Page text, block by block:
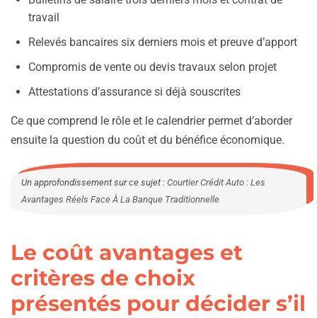
travail
Relevés bancaires six derniers mois et preuve d’apport
Compromis de vente ou devis travaux selon projet
Attestations d’assurance si déjà souscrites
Ce que comprend le rôle et le calendrier permet d’aborder
ensuite la question du coût et du bénéfice économique.
Un approfondissement sur ce sujet : Courtier Crédit Auto : Les
Avantages Réels Face À La Banque Traditionnelle
Le coût avantages et
critères de choix
présentés pour décider s’il